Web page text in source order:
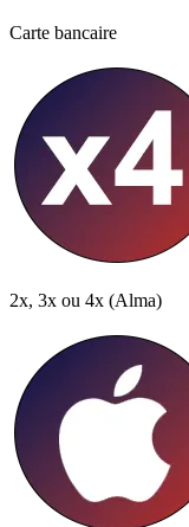
Carte bancaire
2x, 3x ou 4x (Alma)